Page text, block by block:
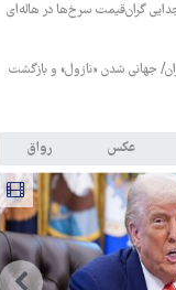
گران‌قیمت سرخ‌ها در هاله‌ای
جهانی شدن «نازول» و بازگشت
عکس رواق